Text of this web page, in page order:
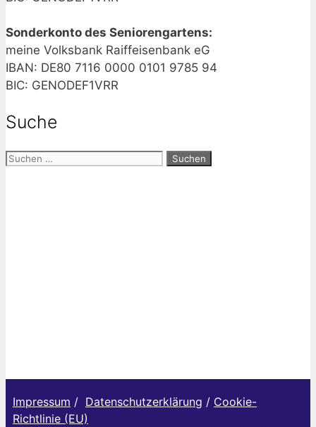
Sonderkonto des Seniorengartens:
meine Volksbank Raiffeisenbank eG
IBAN: DE80 7116 0000 0101 9785 94
BIC: GENODEF1VRR
Suche
Suchen
Impressum / Datenschutzerklärung / Cookie-
Richtlinie (EU)